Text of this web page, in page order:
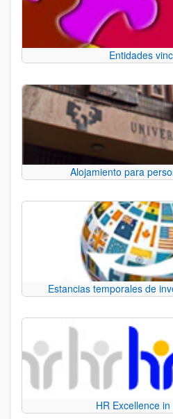
Entidades
Alojamiento para
Estancias temporales de
HR Excellence